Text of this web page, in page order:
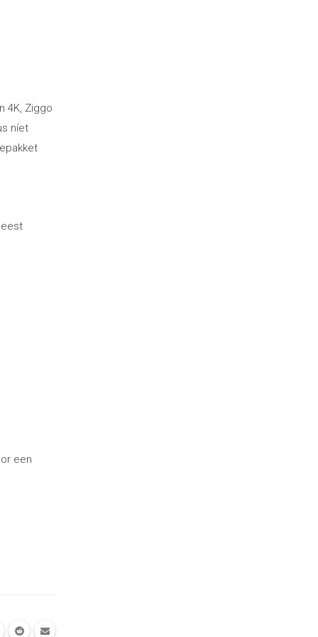
4K, Ziggo
níet
een